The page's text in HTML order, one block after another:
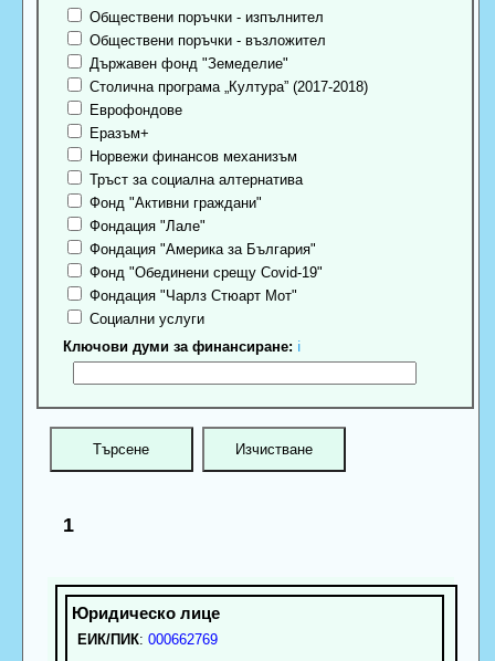
Обществени поръчки - изпълнител
Обществени поръчки - възложител
Държавен фонд "Земеделие"
Столична програма „Култура” (2017-2018)
Еврофондове
Еразъм+
Норвежи финансов механизъм
Тръст за социална алтернатива
Фонд "Активни граждани"
Фондация "Лале"
Фондация "Америка за България"
Фонд "Обединени срещу Covid-19"
Фондация "Чарлз Стюарт Мот"
Социални услуги
Ключови думи за финансиране: ℹ
1
ЕИК/ПИК: 000662769